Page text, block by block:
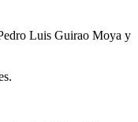
Luis Guirao Moya y